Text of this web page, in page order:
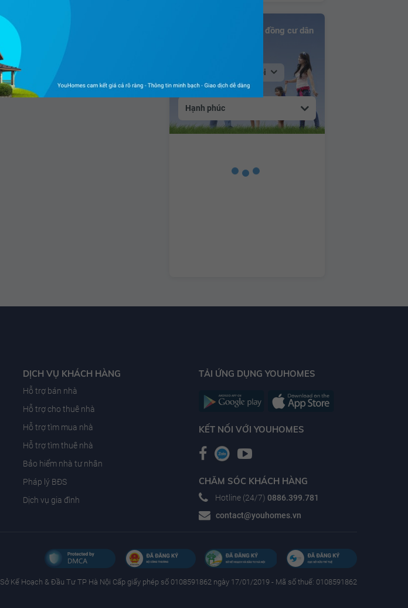
Bảng xếp hạng Cộng đồng cư dân
Tại Hà Nội
Hạnh phúc
DỊCH VỤ KHÁCH HÀNG
Hỗ trợ bán nhà
Hỗ trợ cho thuê nhà
Hỗ trợ tìm mua nhà
Hỗ trợ tìm thuê nhà
Bảo hiểm nhà tư nhân
Pháp lý BĐS
Dịch vụ gia đình
TẢI ỨNG DỤNG YOUHOMES
KẾT NỐI VỚI YOUHOMES
CHĂM SÓC KHÁCH HÀNG
Hotline (24/7) 0886.399.781
contact@youhomes.vn
Sở Kế Hoạch & Ðầu Tư TP Hà Nội Cấp giấy phép số 0108591862 ngày 17/01/2019 - Mã số thuế: 0108591862